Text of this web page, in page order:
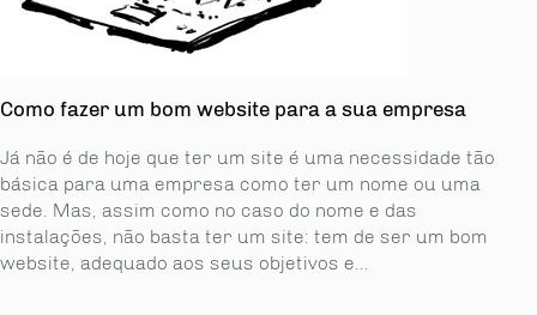
Como fazer um bom website para a sua empresa
Já não é de hoje que ter um site é uma necessidade tão
básica para uma empresa como ter um nome ou uma
sede. Mas, assim como no caso do nome e das
instalações, não basta ter um site: tem de ser um bom
website, adequado aos seus objetivos e...